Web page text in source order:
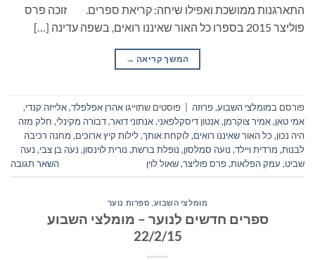
התארגנות ממושכת ואפילו שיחה: קריאת ספרים. זוכה פרס
פוליצר 2015 בספרו כל האור שאיננו רואים, בשפה עדינה […]
המשך קריאה →
פורסם במומלצי השבוע,פרוזה פוסטים שתוייגו אהרן אפלפלד,אלייזה קנדי,
אמי טאן,אמיר צוקרמן,אנטון דיסקלפאני,אנתוני דואר,דבורה מקינלי, חלק מזה
היה נכון, כל האור שאיננו רואים,לוקחת אותך,לילות קיץ ארוכים, מחנה רכיבה
לבנות, מרדית ויילד, נועה סמלסון, נופלת ברשת, נורית לוינסון, נעה בן צבי, נעה
שביט, עמק הפלאות,פרס פוליצר,שאול לוין השאר תגובה
מומלצי השבוע ספרות נוער
ספרים חדשים לנוער – מומלצי השבוע
22/2/15